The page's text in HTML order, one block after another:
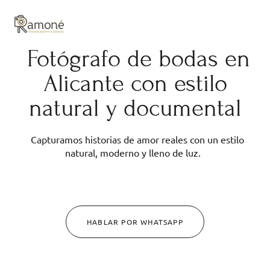
Fotógrafo de bodas en
Alicante con estilo
natural y documental
Capturamos historias de amor reales con un estilo
natural, moderno y lleno de luz.
HABLAR POR WHATSAPP